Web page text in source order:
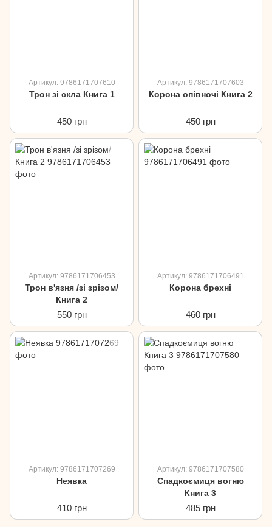
Артикул: 9786171707610
Трон зі скла Книга 1
450 грн
Артикул: 9786171707603
Корона опівночі Книга 2
450 грн
Артикул: 9786171706453
Трон в'язня /зі зрізом/
Книга 2
550 грн
Артикул: 9786171706491
Корона брехні
460 грн
Артикул: 9786171707269
Неявка
410 грн
Артикул: 9786171707580
Спадкоємиця вогню
Книга 3
485 грн